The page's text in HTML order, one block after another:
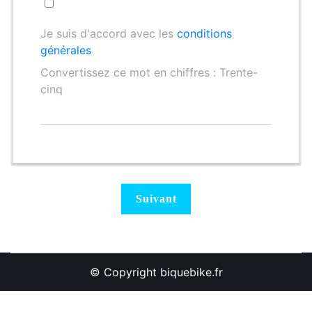
Je suis d'accord avec lesconditions
générales
Convertissez ce mot en chiffres : Trente-
cinq
© Copyright biquebike.fr